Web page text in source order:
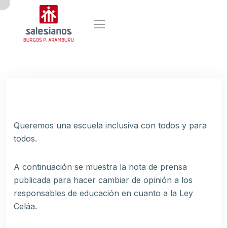
Queremos una escuela inclusiva con todos y para
todos.
A continuación se muestra la nota de prensa
publicada para hacer cambiar de opinión a los
responsables de educación en cuanto a la Ley
Celáa.